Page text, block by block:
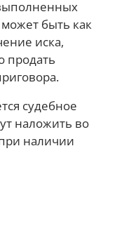
быть как
иска,
продать
судебное
наложить во
наличии